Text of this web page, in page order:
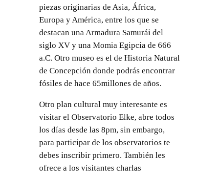
piezas originarias de Asia, África,
Europa y América, entre los que se
destacan una Armadura Samurái del
siglo XV y una Momia Egipcia de 666
a.C. Otro museo es el de Historia Natural
de Concepción donde podrás encontrar
fósiles de hace 65millones de años.
Otro plan cultural muy interesante es
visitar el Observatorio Elke, abre todos
los días desde las 8pm, sin embargo,
para participar de los observatorios te
debes inscribir primero. También les
ofrece a los visitantes charlas